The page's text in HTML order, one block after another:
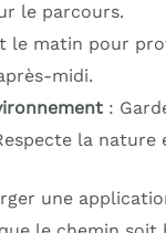
le parcours.
le matin pour
midi.
:
la nature
une